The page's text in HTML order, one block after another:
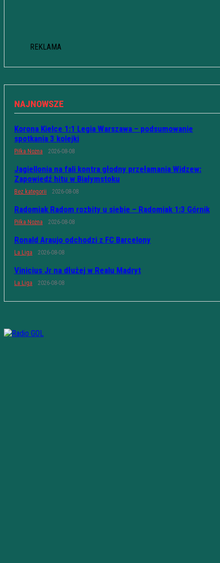
REKLAMA
NAJNOWSZE
Korona Kielce 1:1 Legia Warszawa – podsumowanie
spotkania 3 kolejki
Piłka Nożna 2026-08-08
Jagiellonia na fali kontra głodny przełamania Widzew:
Zapowiedź hitu w Białymstoku
Bez kategorii 2026-08-08
Radomiak Radom rozbity u siebie – Radomiak 1:3 Górnik
Piłka Nożna 2026-08-08
Ronald Araujo odchodzi z FC Barcelony
La Liga 2026-08-08
Vinicius Jr na dłużej w Realu Madryt
La Liga 2026-08-08